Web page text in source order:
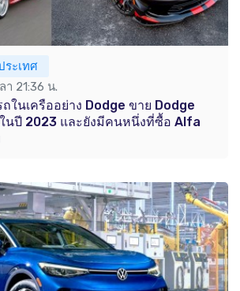
ระเทศ
า 21:36 น.
ในเครืออย่าง Dodge ขาย Dodge
นปี 2023 และยังมีคนหนึ่งที่ซื้อ Alfa